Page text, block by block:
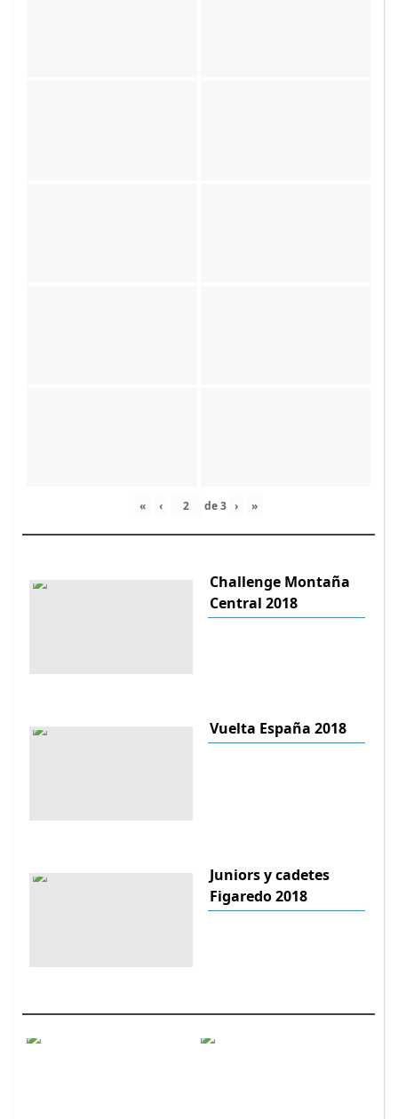
« ‹ de3 › »
Challenge Montaña
Central 2018
Vuelta España 2018
Juniors y cadetes
Figaredo 2018